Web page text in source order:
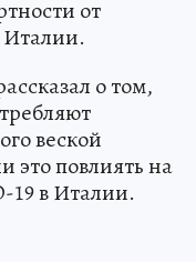
от
о том,
веской
это повлиять на
19 в Италии.